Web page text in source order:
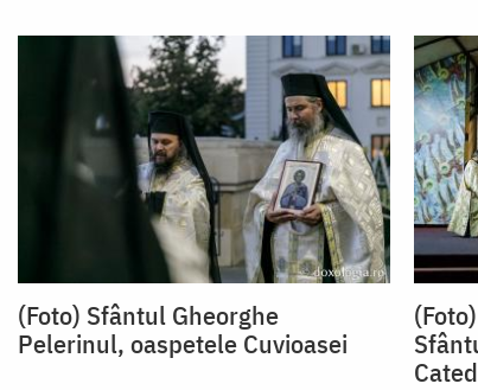
(Foto) Sfântul Gheorghe
Pelerinul, oaspetele Cuvioasei